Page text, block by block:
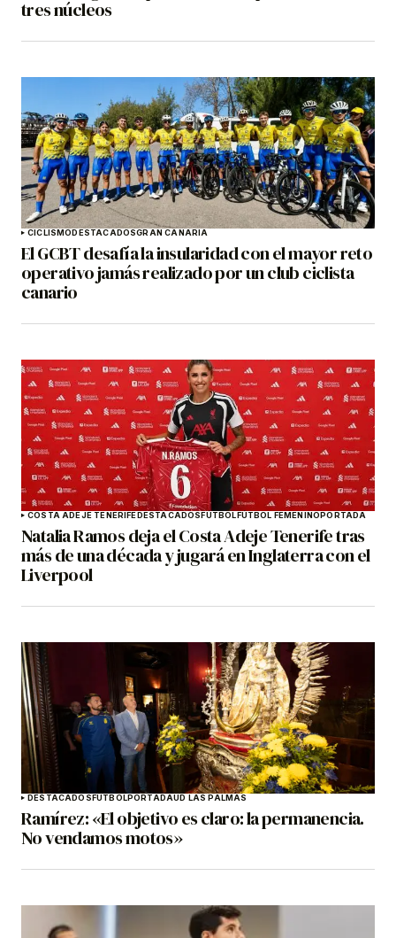
tres núcleos
CICLISMODESTACADOSGRAN CANARIA
El GCBT desafía la insularidad con el mayor reto
operativo jamás realizado por un club ciclista
canario
COSTA ADEJE TENERIFEDESTACADOSFÚTBOLFÚTBOL FEMENINOPORTADA
Natalia Ramos deja el Costa Adeje Tenerife tras
más de una década y jugará en Inglaterra con el
Liverpool
DESTACADOSFÚTBOLPORTADAUD LAS PALMAS
Ramírez: «El objetivo es claro: la permanencia.
No vendamos motos»